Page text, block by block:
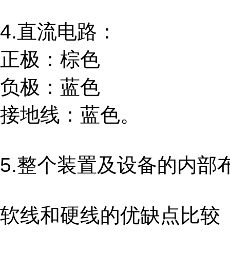
4.直流电路：
正极：棕色
负极：蓝色
接地线：蓝色。
5.整个装置及设备的内部
软线和硬线的优缺点比较